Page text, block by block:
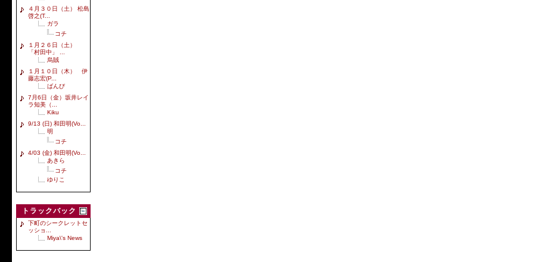
４月３０日（土） 松島
啓之(T...
ガラ
コチ
１月２６日（土）
「村田中」 ...
烏賊
１月１０日（木） 伊
藤志宏(P...
ばんび
7月6日（金）坂井レイ
ラ知美（...
Kiku
9/13 (日) 和田明(Vo...
明
コチ
4/03 (金) 和田明(Vo...
あきら
コチ
ゆりこ
トラックバック
下町のシークレットセ
ッショ...
Miya\'s News